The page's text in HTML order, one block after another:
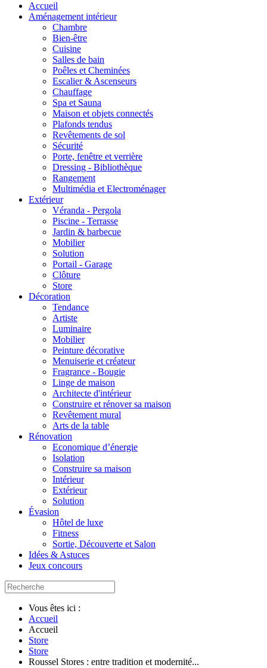
Accueil
Aménagement intérieur
Chambre
Bien-être
Cuisine
Salles de bain
Poêles et Cheminées
Escalier & Ascenseurs
Chauffage
Spa et Sauna
Maison et objets connectés
Plafonds tendus
Revêtements de sol
Sécurité
Porte, fenêtre et verrière
Dressing - Bibliothèque
Rangement
Multimédia et Electroménager
Extérieur
Véranda - Pergola
Piscine - Terrasse
Jardin & barbecue
Mobilier
Solution
Portail - Garage
Clôture
Store
Décoration
Tendance
Artiste
Luminaire
Mobilier
Peinture décorative
Menuiserie et créateur
Fragrance - Bougie
Linge de maison
Architecte d'intérieur
Construire et rénover sa maison
Revêtement mural
Arts de la table
Rénovation
Economique d’énergie
Isolation
Construire sa maison
Intérieur
Extérieur
Solution
Évasion
Hôtel de luxe
Fitness
Sortie, Découverte et Salon
Idées & Astuces
Jeux concours
Vous êtes ici :
Accueil
Accueil
Store
Store
Roussel Stores : entre tradition et modernité...